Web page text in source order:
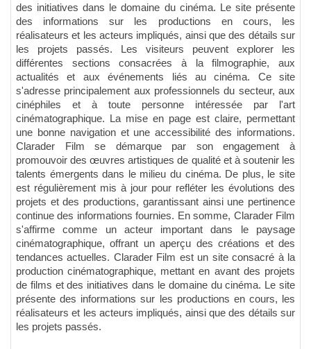
des initiatives dans le domaine du cinéma. Le site présente
des informations sur les productions en cours, les
réalisateurs et les acteurs impliqués, ainsi que des détails sur
les projets passés. Les visiteurs peuvent explorer les
différentes sections consacrées à la filmographie, aux
actualités et aux événements liés au cinéma. Ce site
s'adresse principalement aux professionnels du secteur, aux
cinéphiles et à toute personne intéressée par l'art
cinématographique. La mise en page est claire, permettant
une bonne navigation et une accessibilité des informations.
Clarader Film se démarque par son engagement à
promouvoir des œuvres artistiques de qualité et à soutenir les
talents émergents dans le milieu du cinéma. De plus, le site
est régulièrement mis à jour pour refléter les évolutions des
projets et des productions, garantissant ainsi une pertinence
continue des informations fournies. En somme, Clarader Film
s'affirme comme un acteur important dans le paysage
cinématographique, offrant un aperçu des créations et des
tendances actuelles. Clarader Film est un site consacré à la
production cinématographique, mettant en avant des projets
de films et des initiatives dans le domaine du cinéma. Le site
présente des informations sur les productions en cours, les
réalisateurs et les acteurs impliqués, ainsi que des détails sur
les projets passés.